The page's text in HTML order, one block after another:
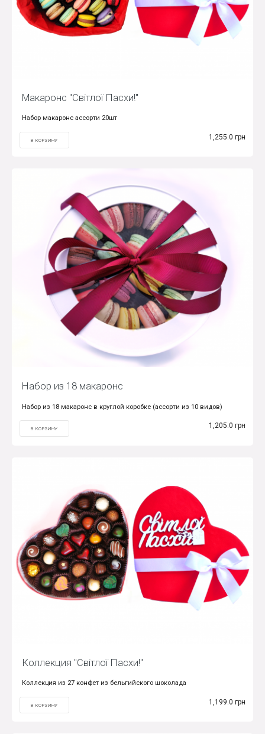
Макаронс "Світлої Пасхи!"
Набор макаронс ассорти 20шт
В КОРЗИНУ 1,255.0 грн
Набор из 18 макаронс
Набор из 18 макаронс в круглой коробке (ассорти из 10 видов)
В КОРЗИНУ 1,205.0 грн
Коллекция "Світлої Пасхи!"
Коллекция из 27 конфет из бельгийского шоколада
В КОРЗИНУ 1,199.0 грн